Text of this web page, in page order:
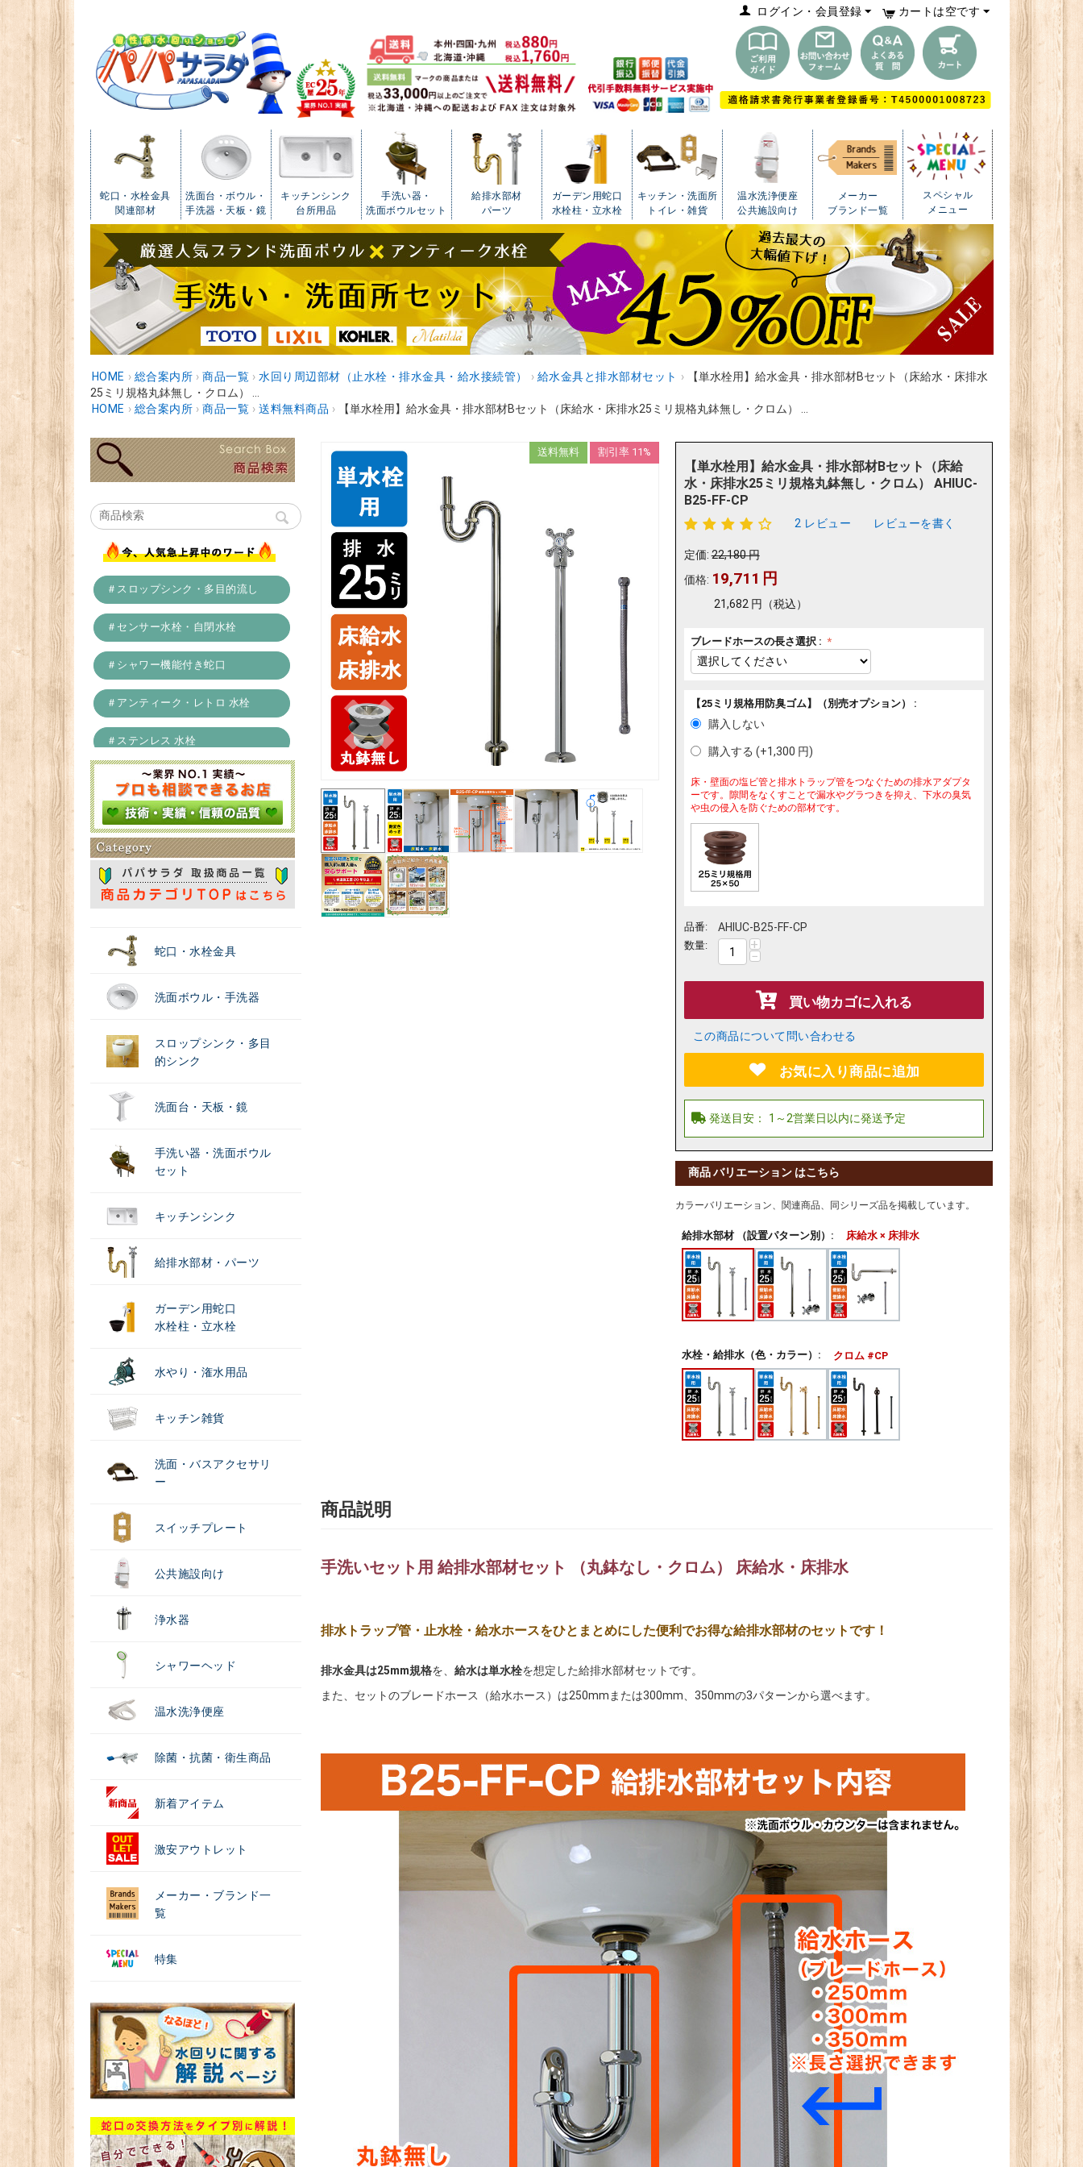
カートは空です
ログイン・会員登録
蛇口・水栓金具
関連部材
洗面台・ボウル・
手洗器・天板・鏡
キッチンシンク
台所用品
手洗い器・
洗面ボウルセット
給排水部材
パーツ
ガーデン用蛇口
水栓柱・立水栓
キッチン・洗面所
トイレ・雑貨
温水洗浄便座
公共施設向け
メーカー
ブランド一覧
スペシャル
メニュー
HOME › 総合案内所 › 商品一覧 › 水回り周辺部材（止水栓・排水金具・給水接続管） › 給水金具と排水部材セット ›
【単水栓用】給水金具・排水部材Bセット（床給水・床排水
25ミリ規格丸鉢無し・クロム） ...
HOME › 総合案内所 › 商品一覧 › 送料無料商品 › 【単水栓用】給水金具・排水部材Bセット（床給水・床排水25ミリ規格丸鉢無し・クロム） ...
＃スロップシンク・多目的流し
＃センサー水栓・自閉水栓
＃シャワー機能付き蛇口
＃アンティーク・レトロ 水栓
＃ステンレス 水栓
＃浄水器
蛇口・水栓金具
洗面ボウル・手洗器
スロップシンク・多目
的シンク
洗面台・天板・鏡
手洗い器・洗面ボウル
セット
キッチンシンク
給排水部材・パーツ
ガーデン用蛇口
水栓柱・立水栓
水やり・潅水用品
キッチン雑貨
洗面・バスアクセサリ
ー
スイッチプレート
公共施設向け
浄水器
シャワーヘッド
温水洗浄便座
除菌・抗菌・衛生商品
新着アイテム
激安アウトレット
メーカー・ブランド一
覧
特集
送料無料 割引率 11%
【単水栓用】給水金具・排水部材Bセット（床給
水・床排水25ミリ規格丸鉢無し・クロム） AHIUC-
B25-FF-CP
2 レビュー レビューを書く
定価: 22,180円
価格: 19,711 円
21,682 円 （税込）
ブレードホースの長さ選択 :
【25ミリ規格用防臭ゴム】（別売オプション） :
購入しない
購入する (+1,300 円)
床・壁面の塩ビ管と排水トラップ管をつなぐための排水アダプタ
ーです。隙間をなくすことで漏水やグラつきを抑え、下水の臭気
や虫の侵入を防ぐための部材です。
品番: AHIUC-B25-FF-CP
数量: +
−
買い物カゴに入れる
この商品について問い合わせる
お気に入り商品に追加
商品 バリエーション はこちら
カラーバリエーション、関連商品、同シリーズ品を掲載しています。
給排水部材 （設置パターン別）: 床給水 × 床排水
水栓・給排水（色・カラー）: クロム #CP
商品説明
手洗いセット用 給排水部材セット （丸鉢なし・クロム） 床給水・床排水
排水トラップ管・止水栓・給水ホースをひとまとめにした便利でお得な給排水部材のセットです！
排水金具は25mm規格を、 給水は単水栓を想定した給排水部材セットです。
また、セットのブレードホース（給水ホース）は250mmまたは300mm、350mmの3パターンから選べます。